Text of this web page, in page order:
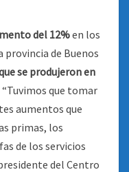
del 12%en los
de Buenos
se produjeron en
“Tuvimos que tomar
aumentos que
primas, los
de los servicios
del Centro